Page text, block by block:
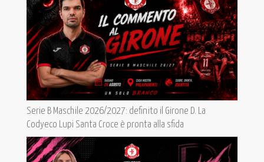
Serie B Maschile 2026/2027: definito il Girone D. La
Codyeco Lupi Santa Croce è pronta alla sfida